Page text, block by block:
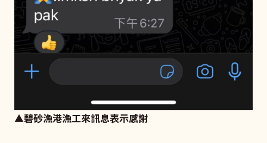
▲碧砂漁港漁工來訊息表示感謝